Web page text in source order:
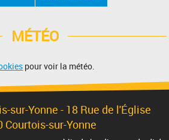
MÉTÉO
pour voir la météo.
sur-Yonne - 18 Rue de l'Église
Courtois-sur-Yonne